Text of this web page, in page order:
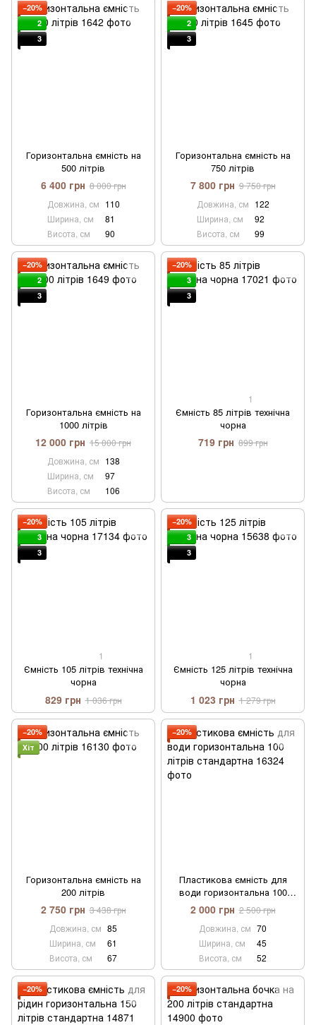
−20%
2
3
Горизонтальна ємність на
500 літрів
6 400 грн 8 000 грн
Довжина, см 110
Ширина, см
81
Висота, см
90
−20%
2
3
Горизонтальна ємність на
750 літрів
7 800 грн 9 750 грн
Довжина, см 122
Ширина, см
92
Висота, см
99
−20%
2
3
Горизонтальна ємність на
1000 літрів
12 000 грн 15 000 грн
Довжина, см 138
Ширина, см
97
Висота, см
106
−20%
3
3
1
Ємність 85 літрів технічна
чорна
719 грн 899 грн
−20%
3
3
1
Ємність 105 літрів технічна
чорна
829 грн 1 036 грн
−20%
3
3
1
Ємність 125 літрів технічна
чорна
1 023 грн 1 279 грн
−20%
Хіт
Горизонтальна ємність на
200 літрів
2 750 грн 3 438 грн
Довжина, см 85
Ширина, см
61
Висота, см
67
−20%
Пластикова ємність для
води горизонтальна 100
літрів стандартна
2 000 грн 2 500 грн
Довжина, см 70
Ширина, см
45
Висота, см
52
−20% −20%